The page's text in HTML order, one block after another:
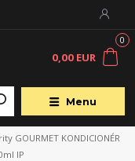
Menu
0
0,00 EUR
GOURMET KONDICIONÉR
IP